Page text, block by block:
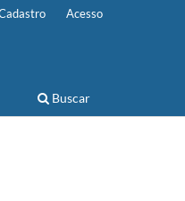
Buscar
Acesso